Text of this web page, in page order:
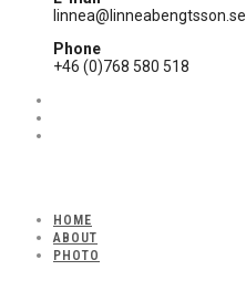
linnea@linneabengtsson.se
Phone
+46 (0)768 580 518
HOME
ABOUT
PHOTO